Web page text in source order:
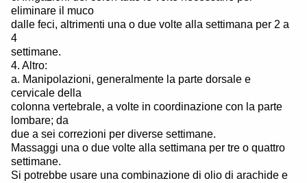
eliminare il muco
dalle feci, altrimenti una o due volte alla settimana per 2 a
4
settimane.
4. Altro:
a. Manipolazioni, generalmente la parte dorsale e
cervicale della
colonna vertebrale, a volte in coordinazione con la parte
lombare; da
due a sei correzioni per diverse settimane.
Massaggi una o due volte alla settimana per tre o quattro
settimane.
Si potrebbe usare una combinazione di olio di arachide e